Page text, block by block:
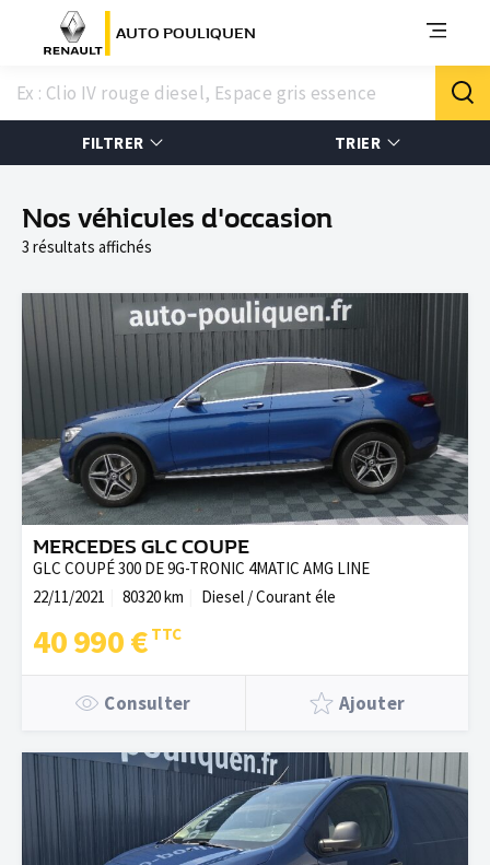
AUTO POULIQUEN
FILTRER TRIER
Nos véhicules d'occasion
3 résultats affichés
MERCEDES GLC COUPE
GLC COUPÉ 300 DE 9G-TRONIC 4MATIC AMG LINE
22/11/2021
80320 km Diesel / Courant éle
40 990 €
Consulter Ajouter